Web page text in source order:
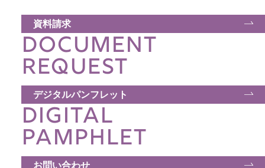
資料請求
DOCUMENT
REQUEST
デジタルパンフレット
DIGITAL
PAMPHLET
お問い合わせ